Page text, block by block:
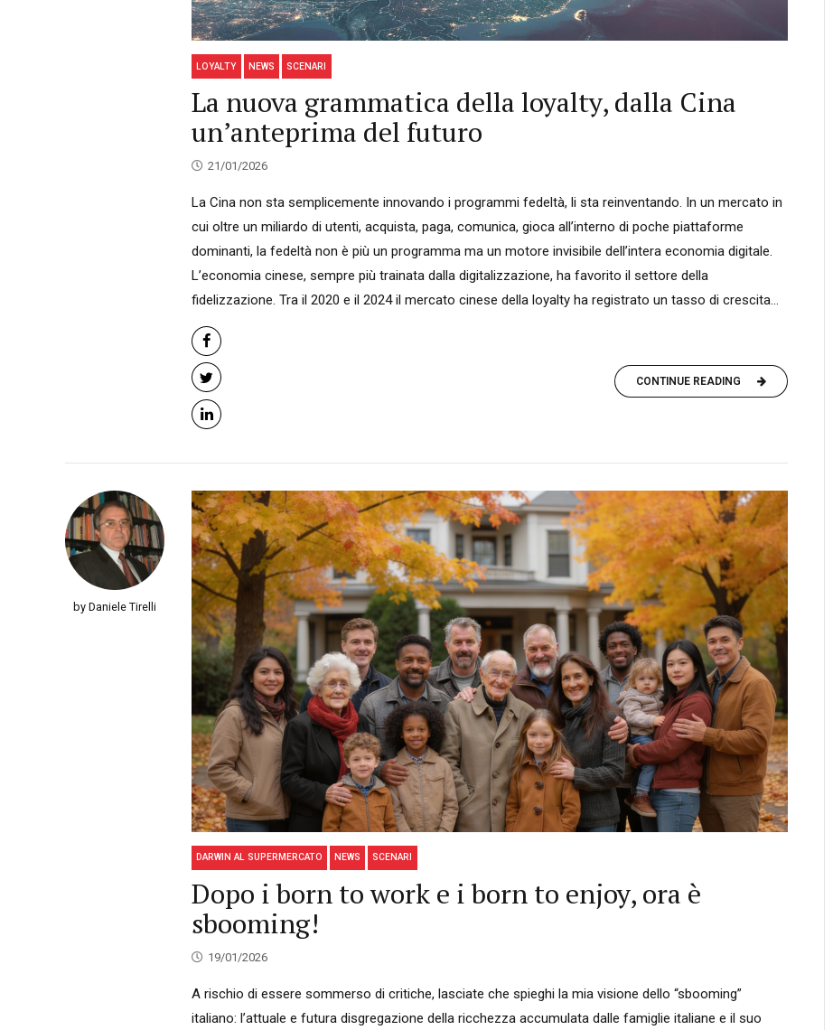
LOYALTY NEWS SCENARI
La nuova grammatica della loyalty, dalla Cina
un’anteprima del futuro
21/01/2026
La Cina non sta semplicemente innovando i programmi fedeltà, li sta reinventando. In un mercato in
cui oltre un miliardo di utenti, acquista, paga, comunica, gioca all’interno di poche piattaforme
dominanti, la fedeltà non è più un programma ma un motore invisibile dell’intera economia digitale.
L’economia cinese, sempre più trainata dalla digitalizzazione, ha favorito il settore della
fidelizzazione. Tra il 2020 e il 2024 il mercato cinese della loyalty ha registrato un tasso di crescita...
CONTINUE READING
by Daniele Tirelli
DARWIN AL SUPERMERCATO NEWS SCENARI
Dopo i born to work e i born to enjoy, ora è
sbooming!
19/01/2026
A rischio di essere sommerso di critiche, lasciate che spieghi la mia visione dello “sbooming”
italiano: l’attuale e futura disgregazione della ricchezza accumulata dalle famiglie italiane e il suo